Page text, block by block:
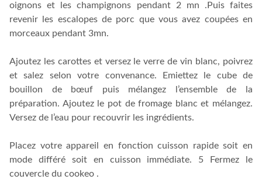
oignons et les champignons pendant 2 mn .Puis faites
revenir les escalopes de porc que vous avez coupées en
morceaux pendant 3mn.
Ajoutez les carottes et versez le verre de vin blanc, poivrez
et salez selon votre convenance. Emiettez le cube de
bouillon de bœuf puis mélangez l’ensemble de la
préparation. Ajoutez le pot de fromage blanc et mélangez.
Versez de l’eau pour recouvrir les ingrédients.
Placez votre appareil en fonction cuisson rapide soit en
mode différé soit en cuisson immédiate. 5 Fermez le
couvercle du cookeo .